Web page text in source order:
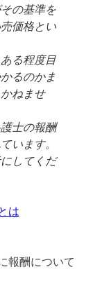
の基準を
価格とい
る程度目
るのかま
ねませ
士の報酬
います。
してくだ
は
報酬について